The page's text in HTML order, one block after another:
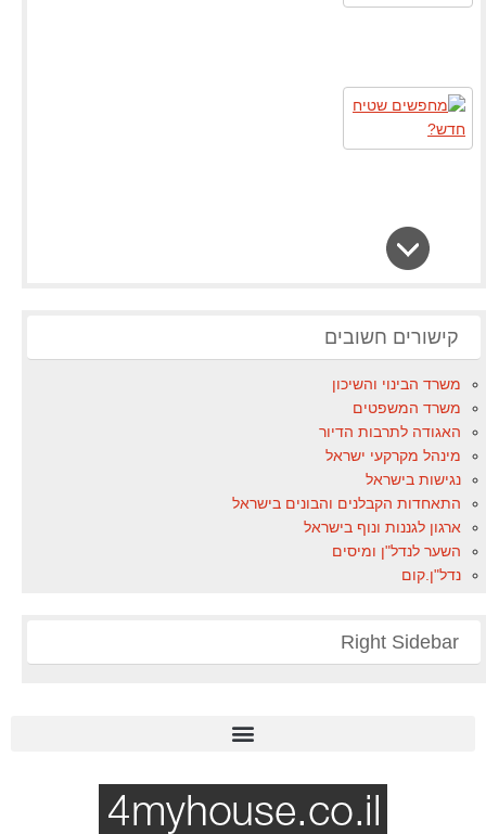
קישורים חשובים
משרד הבינוי והשיכון
משרד המשפטים
האגודה לתרבות הדיור
מינהל מקרקעי ישראל
נגישות בישראל
התאחדות הקבלנים והבונים בישראל
ארגון לגננות ונוף בישראל
השער לנדל"ן ומיסים
נדל"ן.קום
Right Sidebar